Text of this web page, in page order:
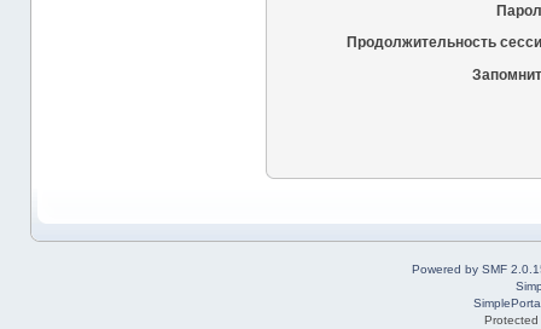
Продолжительность
Powered by SMF